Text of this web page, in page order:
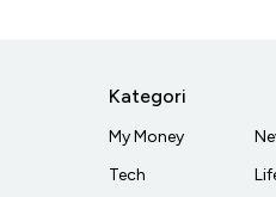
Kategori
My Money
Tech